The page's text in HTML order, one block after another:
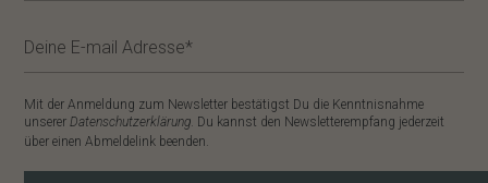
Mit der Anmeldung zum Newsletter bestätigst Du die Kenntnisnahme
unserer Datenschutzerklärung. Du kannst den Newsletterempfang jederzeit
über einen Abmeldelink beenden.